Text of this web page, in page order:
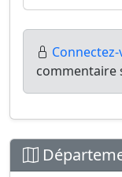
commentaire